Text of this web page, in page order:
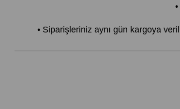
• Siparişleriniz aynı gün kargoya